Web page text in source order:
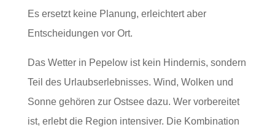
Es ersetzt keine Planung, erleichtert aber
Entscheidungen vor Ort.
Das Wetter in Pepelow ist kein Hindernis, sondern
Teil des Urlaubserlebnisses. Wind, Wolken und
Sonne gehören zur Ostsee dazu. Wer vorbereitet
ist, erlebt die Region intensiver. Die Kombination